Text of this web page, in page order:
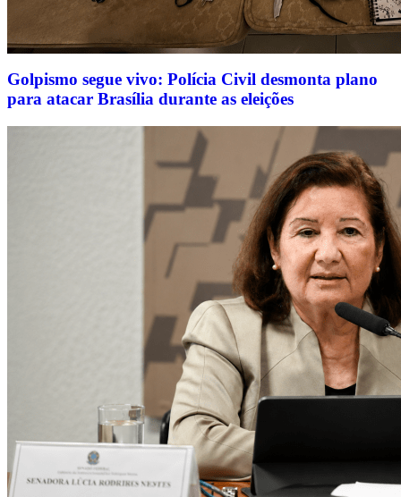
Golpismo segue vivo: Polícia Civil desmonta plano
para atacar Brasília durante as eleições